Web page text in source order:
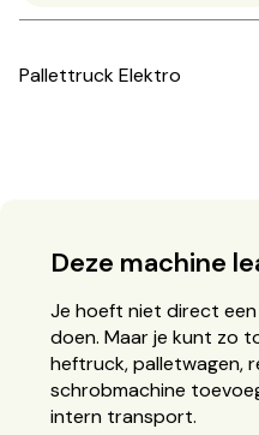
Pallettruck Elektro
Deze machine
Je hoeft niet direct
doen. Maar je kunt zo
heftruck, palletwagen,
schrobmachine
intern transport.